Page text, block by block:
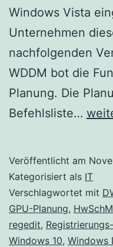
Windows Vista
Unternehmen
nachfolgenden
WDDM bot die
Planung. Die
Befehlsliste…
in
Veröffentlicht am
Kategorisiert als IT
Verschlagwortet mit
GPU-Planung,
regedit,
Windows 10, Windows